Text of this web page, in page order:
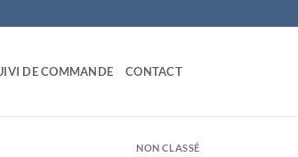
DE COMMANDE CONTACT
NON CLASSÉ